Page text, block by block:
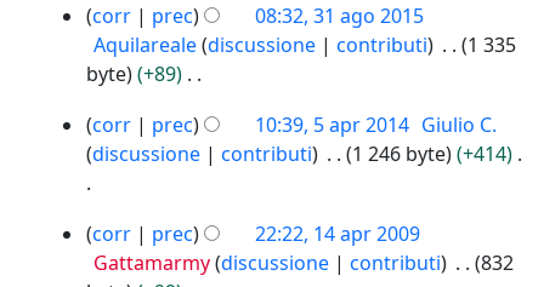
l
l
a
m
o
f
o
d
e
l
l
a
m
o
d
g
e
t
o
d
e
l
l
a
corr prec
08:32, 31 ago 2015
Aquilareale discussione contributi
1 335
byte
+89
e
s
s
n
o
corr prec 10:39, 5 apr 2014 Giulio C.
discussione
contributi 1 246 byte +414
ecorr prec
22:22, 14 apr 2009
Gattamarmy discussione contributi
832